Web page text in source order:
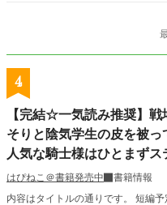
4
【完結☆一気読み推奨】
そりと陰気学生の皮を被
人気な騎士様はひとまずス
はぴねこ＠書籍発売中
書籍情報
内容はタイトルの通りです。 短編予定です。 もうちょっと糖度